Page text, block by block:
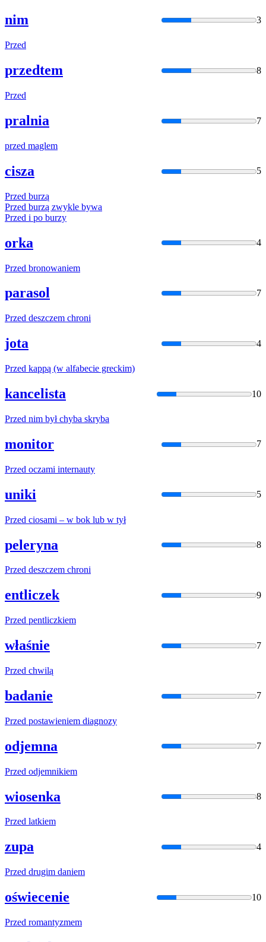
nim 3
Przed
przedtem 8
Przed
pralnia 7
przed maglem
cisza 5
Przed burzą
Przed burzą zwykle bywa
Przed i po burzy
orka 4
Przed bronowaniem
parasol 7
Przed deszczem chroni
jota 4
Przed kappą (w alfabecie greckim)
kancelista 10
Przed nim był chyba skryba
monitor 7
Przed oczami internauty
uniki 5
Przed ciosami – w bok lub w tył
peleryna 8
Przed deszczem chroni
entliczek 9
Przed pentliczkiem
właśnie 7
Przed chwilą
badanie 7
Przed postawieniem diagnozy
odjemna 7
Przed odjemnikiem
wiosenka 8
Przed latkiem
zupa 4
Przed drugim daniem
oświecenie 10
Przed romantyzmem